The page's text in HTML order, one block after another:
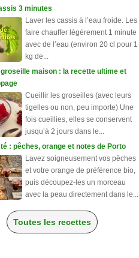
3 minutes
Laver les cassis à l’eau froide. Les
faire chauffer légèrement 1 minute
avec de l’eau (environ 20 cl pour 1
kg de...
maison : la recette ultime et
Cueillir les groseilles (avec leurs
tigelles ou non, peu importe) Une
fois cueillies, elles se conservent
jusqu’à 2 jours dans le...
: pêches, orange et notes de Porto
Lavez soigneusement vos pêches
et votre orange de préférence bio,
puis découpez-les un morceau
avec la peau directement dans le...
Toutes les recettes